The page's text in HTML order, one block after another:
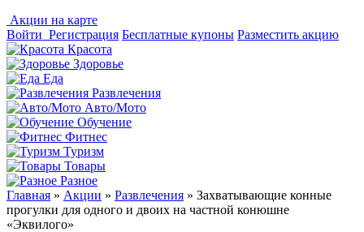
Акции на карте
Войти Регистрация Бесплатные купоны Разместить акцию
Красота
Здоровье
Еда
Развлечения
Авто/Мото
Обучение
Фитнес
Туризм
Товары
Разное
Главная » Акции » Развлечения » Захватывающие конные
прогулки для одного и двоих на частной конюшне
«Эквилого»